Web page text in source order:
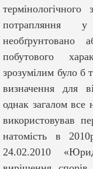
потрапляння
необґрунтовано
побутового
зрозумілим було б
визначення для
однак загалом
використовував
натомість в
24.02.2010